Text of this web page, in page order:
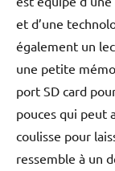
et d’une
également un
une petite
port SD card
pouces qui peut
coulisse pour
ressemble à un